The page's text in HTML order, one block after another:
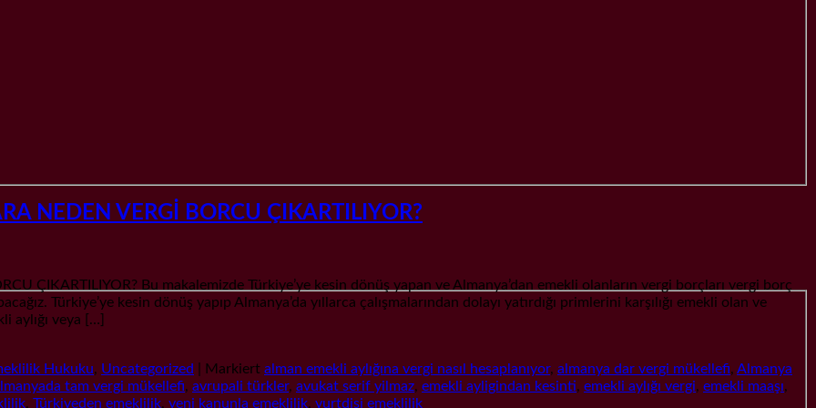
NEDEN VERGİ BORCU ÇIKARTILIYOR?
ÇIKARTILIYOR? Bu makalemizde Türkiye’ye kesin dönüş yapan ve Almanya’dan emekli olanların vergi borçları vergi borç
Türkiye’ye kesin dönüş yapıp Almanya’da yıllarca çalışmalarından dolayı yatırdığı primlerini karşılığı emekli olan ve
aylığı veya […]
Hukuku, Uncategorized Markiert alman emekli aylığına vergi nasıl hesaplanıyor, almanya dar vergi mükellefi, Almanya
tam vergi mükellefi, avrupali türkler, avukat serif yilmaz, emekli ayligindan kesinti, emekli aylığı vergi, emekli maaşı,
, Türkiyeden emeklilik, yeni kanunla emeklilik, yurtdisi emeklilik